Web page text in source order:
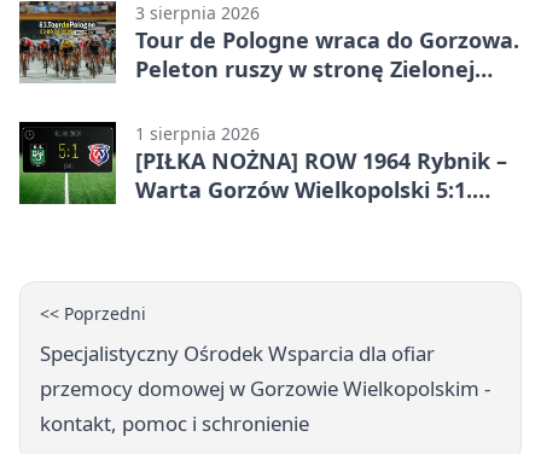
3 sierpnia 2026
Tour de Pologne wraca do Gorzowa.
Peleton ruszy w stronę Zielonej
1 sierpnia 2026
[PIŁKA NOŻNA] ROW 1964 Rybnik –
Warta Gorzów Wielkopolski 5:1.
<< Poprzedni
Specjalistyczny Ośrodek Wsparcia dla ofiar
przemocy domowej w Gorzowie Wielkopolskim -
kontakt, pomoc i schronienie